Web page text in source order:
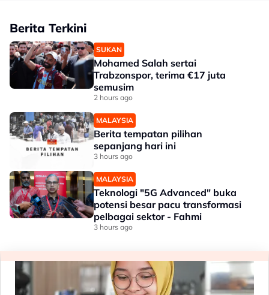
Berita Terkini
SUKAN
Mohamed Salah sertai
Trabzonspor, terima €17 juta
semusim
2 hours ago
MALAYSIA
Berita tempatan pilihan
sepanjang hari ini
3 hours ago
MALAYSIA
Teknologi "5G Advanced" buka
potensi besar pacu transformasi
pelbagai sektor - Fahmi
3 hours ago